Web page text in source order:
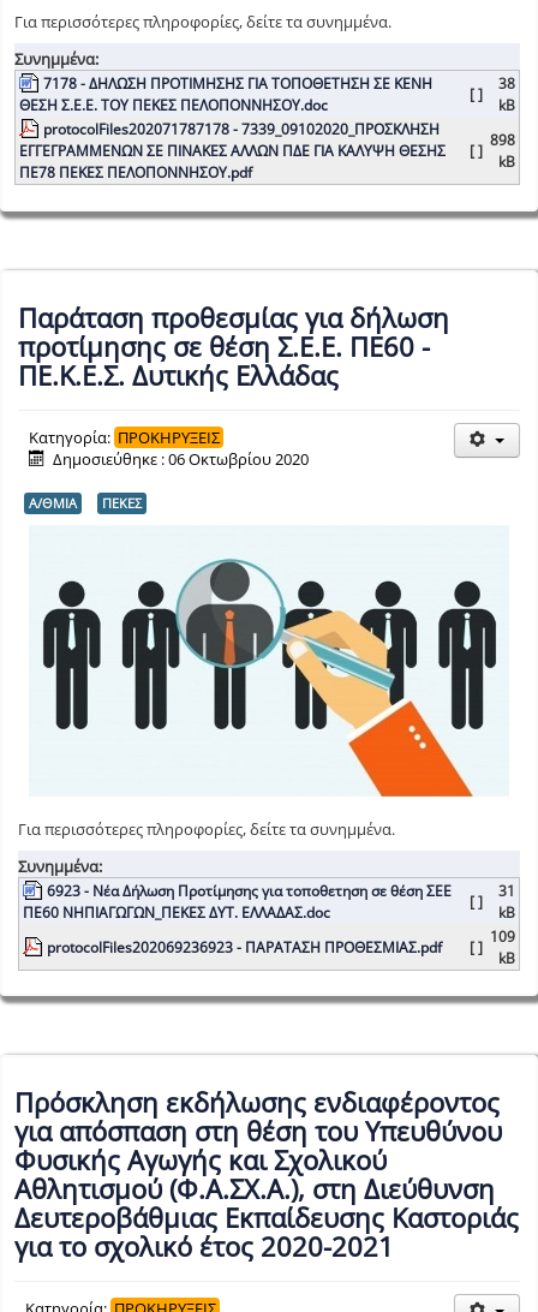
Για περισσότερες πληροφορίες, δείτε τα συνημμένα.
Συνημμένα:
7178 - ΔΗΛΩΣΗ ΠΡΟΤΙΜΗΣΗΣ ΓΙΑ ΤΟΠΟΘΕΤΗΣΗ ΣΕ ΚΕΝΗ
ΘΕΣΗ Σ.Ε.Ε. ΤΟΥ ΠΕΚΕΣ ΠΕΛΟΠΟΝΝΗΣΟΥ.doc
[ ]
38
kB
protocolFiles202071787178 - 7339_09102020_ΠΡΟΣΚΛΗΣΗ
ΕΓΓΕΓΡΑΜΜΕΝΩΝ ΣΕ ΠΙΝΑΚΕΣ ΑΛΛΩΝ ΠΔΕ ΓΙΑ ΚΑΛΥΨΗ ΘΕΣΗΣ
ΠΕ78 ΠΕΚΕΣ ΠΕΛΟΠΟΝΝΗΣΟΥ.pdf
[ ]
898
kB
Παράταση προθεσμίας για δήλωση
προτίμησης σε θέση Σ.Ε.Ε. ΠΕ60 -
ΠΕ.Κ.Ε.Σ. Δυτικής Ελλάδας
Κατηγορία: ΠΡΟΚΗΡΥΞΕΙΣ
Δημοσιεύθηκε : 06 Οκτωβρίου 2020
Α/ΘΜΙΑ ΠΕΚΕΣ
Για περισσότερες πληροφορίες, δείτε τα συνημμένα.
Συνημμένα:
6923 - Νέα Δήλωση Προτίμησης για τοποθετηση σε θέση ΣΕΕ
ΠΕ60 ΝΗΠΙΑΓΩΓΩΝ_ΠΕΚΕΣ ΔΥΤ. ΕΛΛΑΔΑΣ.doc
[ ]
31
kB
protocolFiles202069236923 - ΠΑΡΑΤΑΣΗ ΠΡΟΘΕΣΜΙΑΣ.pdf
[ ]
109
kB
Πρόσκληση εκδήλωσης ενδιαφέροντος
για απόσπαση στη θέση του Υπευθύνου
Φυσικής Αγωγής και Σχολικού
Αθλητισμού (Φ.Α.ΣΧ.Α.), στη Διεύθυνση
Δευτεροβάθμιας Εκπαίδευσης Καστοριάς
για το σχολικό έτος 2020-2021